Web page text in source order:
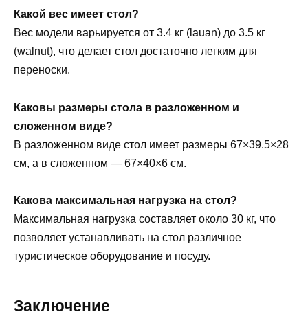
Какой вес имеет стол?
Вес модели варьируется от 3.4 кг (lauan) до 3.5 кг
(walnut), что делает стол достаточно легким для
переноски.
Каковы размеры стола в разложенном и
сложенном виде?
В разложенном виде стол имеет размеры 67×39.5×28
см, а в сложенном — 67×40×6 см.
Какова максимальная нагрузка на стол?
Максимальная нагрузка составляет около 30 кг, что
позволяет устанавливать на стол различное
туристическое оборудование и посуду.
Заключение